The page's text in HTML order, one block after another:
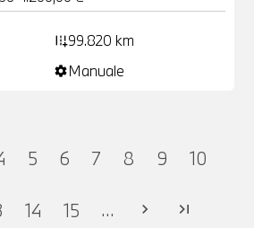
add_road99.820 km
settingsManuale
5 6 7 8 9 10
14 15 ... chevron_right last_page